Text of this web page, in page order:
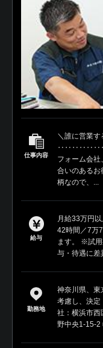
仕事内容
＼誰に営業す
フォーム会社
合いのあるお
柄なので、...
給与
月給33万円
42時間／7万
ます。 ※試
与・待遇に差
勤務地
神奈川県、
考慮し、決
社：横浜市西
野中央1-15-2